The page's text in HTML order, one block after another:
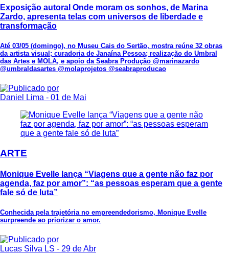
Exposição autoral Onde moram os sonhos, de Marina
Zardo, apresenta telas com universos de liberdade e
transformação
Até 03/05 (domingo), no Museu Cais do Sertão, mostra reúne 32 obras
da artista visual; curadoria de Janaína Pessoa; realização do Umbral
das Artes e MOLA, e apoio da Seabra Produção @marinazardo
@umbraldasartes @molaprojetos @seabraproducao
Daniel Lima - 01 de Mai
ARTE
Monique Evelle lança “Viagens que a gente não faz por
agenda, faz por amor”: “as pessoas esperam que a gente
fale só de luta”
Conhecida pela trajetória no empreendedorismo, Monique Evelle
surpreende ao priorizar o amor.
Lucas Silva LS - 29 de Abr